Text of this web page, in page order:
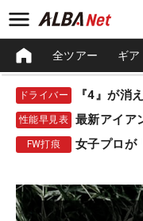
全ツアー ギア
ドライバー
性能早見表 最新アイア
FW打痕 女子プロが